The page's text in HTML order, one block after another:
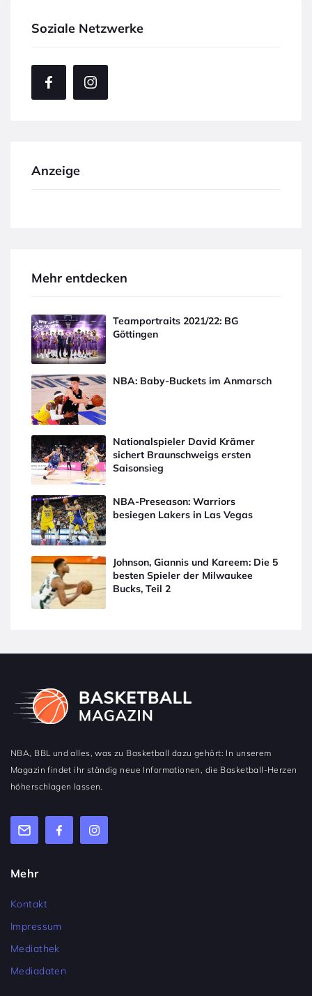
Soziale Netzwerke
Anzeige
Mehr entdecken
Teamportraits 2021/22: BG
Göttingen
NBA: Baby-Buckets im Anmarsch
Nationalspieler David Krämer
sichert Braunschweigs ersten
Saisonsieg
NBA-Preseason: Warriors
besiegen Lakers in Las Vegas
Johnson, Giannis und Kareem: Die 5
besten Spieler der Milwaukee
Bucks, Teil 2
NBA, BBL und alles, was zu Basketball dazu gehört: In unserem
Magazin findet ihr ständig neue Informationen, die Basketball-Herzen
höherschlagen lassen.
Mehr
Kontakt
Impressum
Mediathek
Mediadaten